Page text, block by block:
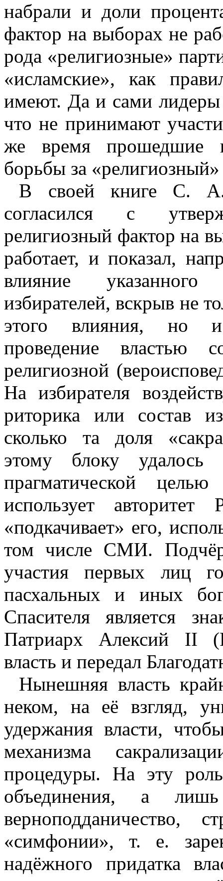
набрали и доли
фактор на выборах не
рода «религиозные»
«исламские», как
имеют. Да и сами лидеры
что не принимают
же время прошедшие
борьбы за «религиозный»
В своей книге С.
согласился с
религиозный фактор на
работает, и показал,
влияние
избирателей, вскрыв не
этого влияния, но и
проведение властью
религиозной
На избирателя
риторика или состав
сколько та доля
этому блоку
прагматической
использует
«подкачивает» его,
том числе СМИ.
участия первых лиц
пасхальных и иных
Спасителя является
Патриарх Алексий II
власть и передал
Нынешняя власть
неком, на её взгляд,
удержания власти,
механизма
процедуры. На эту
объединения, а
верноподданичество,
«симфонии», т. е.
надёжного придатка